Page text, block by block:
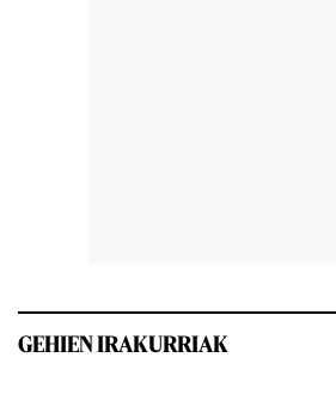
GEHIEN IRAKURRIAK